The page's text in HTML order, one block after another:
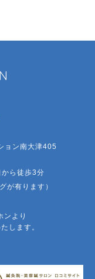
ョン南大津405
ら徒歩3分
が有ります）
ンより
します。